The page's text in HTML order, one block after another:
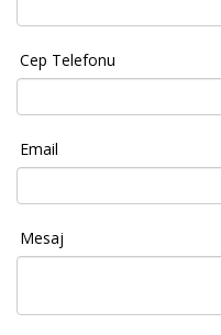
Cep Telefonu
Email
Mesaj